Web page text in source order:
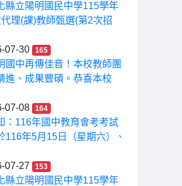
縣立陽明國民中學115學年
理(課)教師甄選(第2次招
07-30
165
國中再傳佳音！本校教師團
進、成果豐碩。恭喜本校
07-08
164
：116年國中教育會考考試
116年5月15日（星期六）、
07-27
153
縣立陽明國民中學115學年